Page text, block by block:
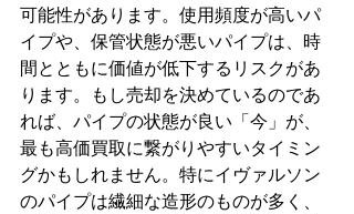
可能性があります。使用頻度が高いパ
イプや、保管状態が悪いパイプは、時
間とともに価値が低下するリスクがあ
ります。もし売却を決めているのであ
れば、パイプの状態が良い「今」が、
最も高価買取に繋がりやすいタイミン
グかもしれません。特にイヴァルソン
のパイプは繊細な造形のものが多く、